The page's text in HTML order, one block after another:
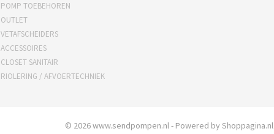
POMP TOEBEHOREN
OUTLET
VETAFSCHEIDERS
ACCESSOIRES
CLOSET SANITAIR
RIOLERING / AFVOERTECHNIEK
© 2026 www.sendpompen.nl - Powered by Shoppagina.nl